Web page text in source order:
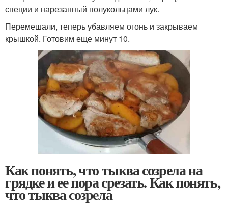
специи и нарезанный полукольцами лук.
Перемешали, теперь убавляем огонь и закрываем
крышкой. Готовим еще минут 10.
Как понять, что тыква созрела на
грядке и ее пора срезать. Как понять,
что тыква созрела